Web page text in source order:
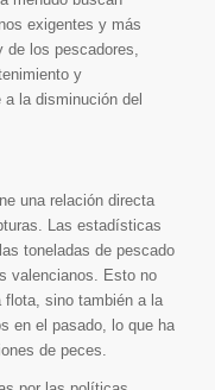
exigentes y más
los pescadores,
y
la disminución del
una relación directa
Las estadísticas
toneladas de pescado
valencianos. Esto no
flota, sino también a la
en el pasado, lo que ha
de peces.